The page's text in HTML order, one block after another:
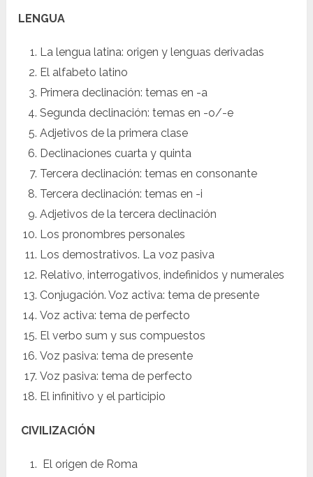
LENGUA
La lengua latina: origen y lenguas derivadas
El alfabeto latino
Primera declinación: temas en -a
Segunda declinación: temas en -o/-e
Adjetivos de la primera clase
Declinaciones cuarta y quinta
Tercera declinación: temas en consonante
Tercera declinación: temas en -i
Adjetivos de la tercera declinación
Los pronombres personales
Los demostrativos. La voz pasiva
Relativo, interrogativos, indefinidos y numerales
Conjugación. Voz activa: tema de presente
Voz activa: tema de perfecto
El verbo sum y sus compuestos
Voz pasiva: tema de presente
Voz pasiva: tema de perfecto
El infinitivo y el participio
CIVILIZACIÓN
El origen de Roma